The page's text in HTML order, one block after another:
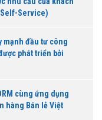
Service)
mạnh đầu tư công
phát triển bởi
cùng ứng dụng
hàng Bán lẻ Việt